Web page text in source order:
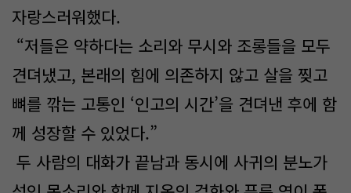
자랑스러워했다.
“저들은 약하다는 소리와 무시와 조롱들을 모두
견뎌냈고, 본래의 힘에 의존하지 않고 살을 찢고
뼈를 깎는 고통인 ‘인고의 시간’을 견뎌낸 후에 함
께 성장할 수 있었다.”
두 사람의 대화가 끝남과 동시에 사귀의 분노가